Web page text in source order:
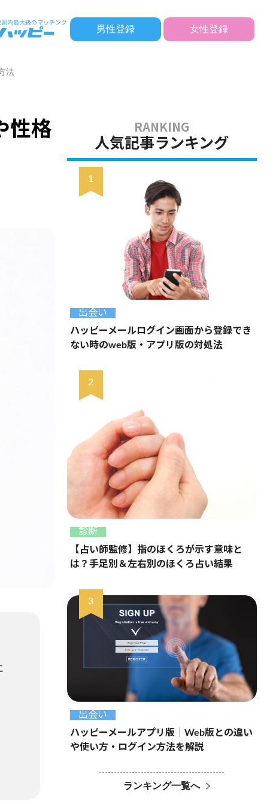
男性登録 女性登録
法
性格
人気記事ランキング
出会い
ハッピーメールログイン画面から登録でき
ない時のweb版・アプリ版の対処法
診断
【占い師監修】指のほくろが示す意味と
は？手足別＆左右別のほくろ占い結果
出会い
ハッピーメールアプリ版｜Web版との違い
や使い方・ログイン方法を解説
ランキング一覧へ